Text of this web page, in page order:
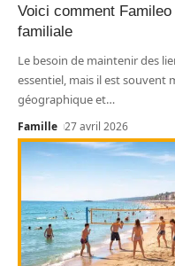
Voici comment
familiale
Le besoin de maintenir des
essentiel, mais il est souvent
géographique et…
Famille 27 avril 2026